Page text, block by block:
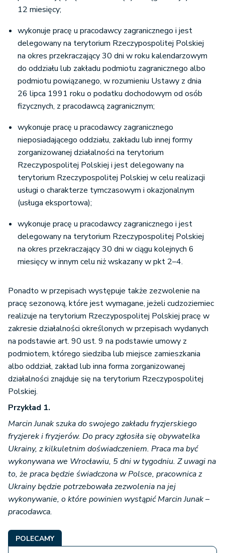
12 miesięcy;
wykonuje pracę u pracodawcy zagranicznego i jest
delegowany na terytorium Rzeczypospolitej Polskiej
na okres przekraczający 30 dni w roku kalendarzowym
do oddziału lub zakładu podmiotu zagranicznego albo
podmiotu powiązanego, w rozumieniu Ustawy z dnia
26 lipca 1991 roku o podatku dochodowym od osób
fizycznych, z pracodawcą zagranicznym;
wykonuje pracę u pracodawcy zagranicznego
nieposiadającego oddziału, zakładu lub innej formy
zorganizowanej działalności na terytorium
Rzeczypospolitej Polskiej i jest delegowany na
terytorium Rzeczypospolitej Polskiej w celu realizacji
usługi o charakterze tymczasowym i okazjonalnym
(usługa eksportowa);
wykonuje pracę u pracodawcy zagranicznego i jest
delegowany na terytorium Rzeczypospolitej Polskiej
na okres przekraczający 30 dni w ciągu kolejnych 6
miesięcy w innym celu niż wskazany w pkt 2–4.
Ponadto w przepisach występuje także zezwolenie na
pracę sezonową, które jest wymagane, jeżeli cudzoziemiec
realizuje na terytorium Rzeczypospolitej Polskiej pracę w
zakresie działalności określonych w przepisach wydanych
na podstawie art. 90 ust. 9 na podstawie umowy z
podmiotem, którego siedziba lub miejsce zamieszkania
albo oddział, zakład lub inna forma zorganizowanej
działalności znajduje się na terytorium Rzeczypospolitej
Polskiej.
Przykład 1.
Marcin Junak szuka do swojego zakładu fryzjerskiego
fryzjerek i fryzjerów. Do pracy zgłosiła się obywatelka
Ukrainy, z kilkuletnim doświadczeniem. Praca ma być
wykonywana we Wrocławiu, 5 dni w tygodniu. Z uwagi na
to, że praca będzie świadczona w Polsce, pracownica z
Ukrainy będzie potrzebowała zezwolenia na jej
wykonywanie, o które powinien wystąpić Marcin Junak –
pracodawca.
POLECAMY